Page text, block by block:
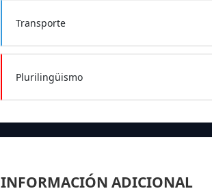
Transporte
Plurilingüismo
INFORMACIÓN ADICIONAL